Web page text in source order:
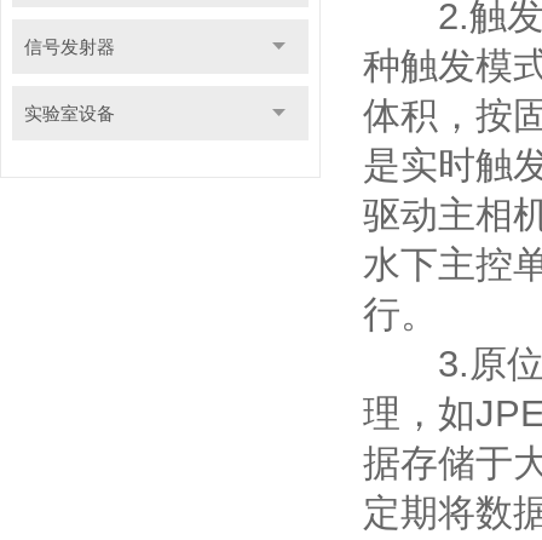
信号发射器
实验室设备
2.触发
种触发模
体积，按
是实时触
驱动主相
水下主控
行。
3.原位
理，如
据存储于
定期将数